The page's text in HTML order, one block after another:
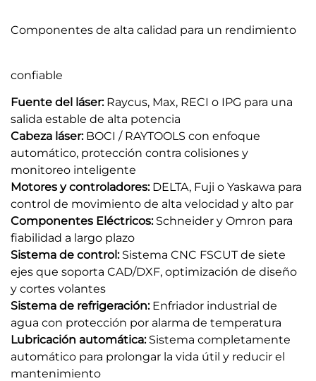
Componentes de alta calidad para un rendimiento
confiable
Fuente del láser: Raycus, Max, RECI o IPG para una
salida estable de alta potencia
Cabeza láser: BOCI / RAYTOOLS con enfoque
automático, protección contra colisiones y
monitoreo inteligente
Motores y controladores: DELTA, Fuji o Yaskawa para
control de movimiento de alta velocidad y alto par
Componentes Eléctricos: Schneider y Omron para
fiabilidad a largo plazo
Sistema de control: Sistema CNC FSCUT de siete
ejes que soporta CAD/DXF, optimización de diseño
y cortes volantes
Sistema de refrigeración: Enfriador industrial de
agua con protección por alarma de temperatura
Lubricación automática: Sistema completamente
automático para prolongar la vida útil y reducir el
mantenimiento